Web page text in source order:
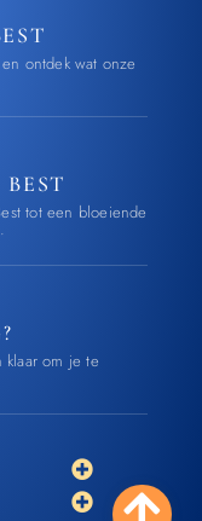
ontdek wat onze
tot een bloeiende
klaar om je te